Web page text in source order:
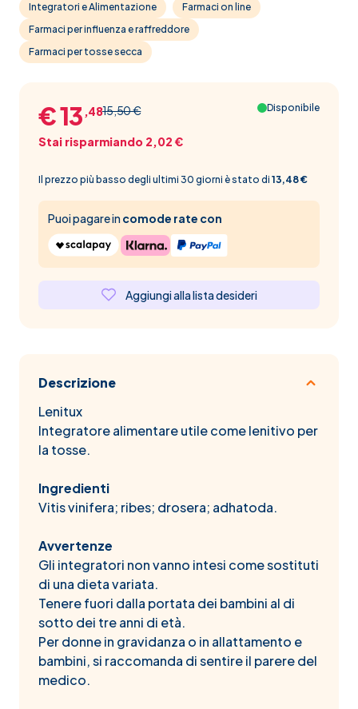
Integratori e Alimentazione
Farmaci on line
Farmaci per influenza e raffreddore
Farmaci per tosse secca
15,50 €
€ 13 ,48
Stai risparmiando 2,02 €
Disponibile
Il prezzo più basso degli ultimi 30 giorni è stato di 13,48 €
Puoi pagare incomode rate con
Aggiungi alla lista desideri
Descrizione
Lenitux
Integratore alimentare utile come lenitivo per
la tosse.
Ingredienti
Vitis vinifera; ribes; drosera; adhatoda.
Avvertenze
Gli integratori non vanno intesi come sostituti
di una dieta variata.
Tenere fuori dalla portata dei bambini al di
sotto dei tre anni di età.
Per donne in gravidanza o in allattamento e
bambini, si raccomanda di sentire il parere del
medico.